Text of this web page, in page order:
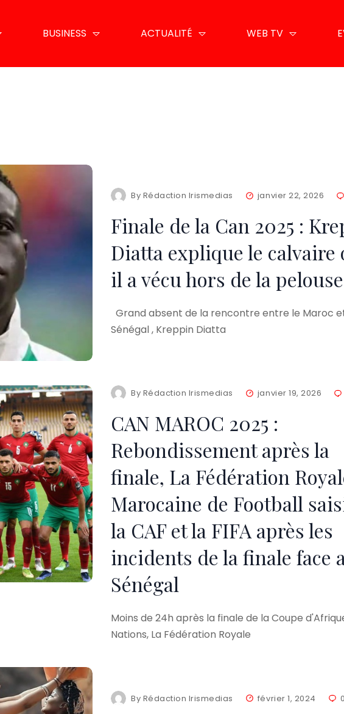
BUSINESS ACTUALITÉ WEB TV
By Rédaction Irismedias janvier 22, 2026
Finale de la Can 2025 :
Diatta explique le calvaire
il a vécu hors de la pelouse
Grand absent de la rencontre entre le Maroc
Sénégal , Kreppin Diatta
By Rédaction Irismedias janvier 19, 2026
CAN MAROC 2025 :
Rebondissement après la
finale, La Fédération
Marocaine de Football
la CAF et la FIFA après les
incidents de la finale face
Sénégal
Moins de 24h après la finale de la Coupe
Nations, La Fédération Royale
By Rédaction Irismedias février 1, 2024 0